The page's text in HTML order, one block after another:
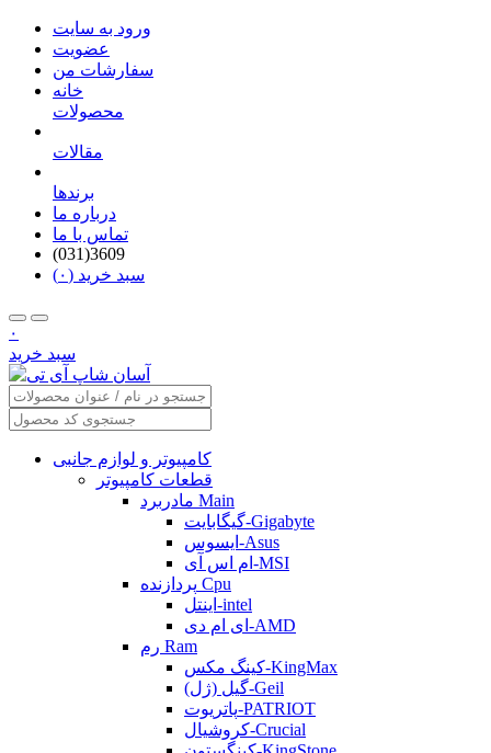
ورود به سایت
عضویت
سفارشات من
خانه
محصولات
مقالات
برندها
درباره ما
تماس با ما
(031)3609
سبد خرید (۰)
۰
سبد خرید
کامپیوتر و لوازم جانبی
قطعات کامپیوتر
مادربرد Main
گیگابایت-Gigabyte
ایسوس-Asus
ام اس آی-MSI
پردازنده Cpu
اینتل-intel
ای ام دی-AMD
رم Ram
کینگ مکس-KingMax
گیل (ژل)-Geil
پاتریوت-PATRIOT
کروشیال-Crucial